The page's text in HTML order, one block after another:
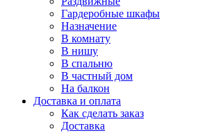
Гардеробные шкафы
Назначение
В комнату
В нишу
В спальню
В частный дом
На балкон
Доставка и оплата
Как сделать заказ
Доставка